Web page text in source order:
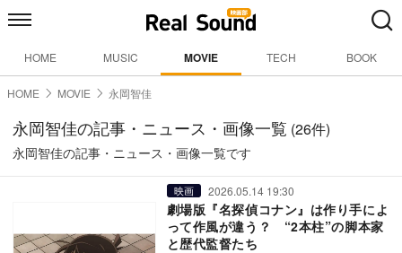
HOME MUSIC MOVIE TECH BOOK
HOME MOVIE 永岡智佳
永岡智佳の記事・ニュース・画像一覧 (26件)
永岡智佳の記事・ニュース・画像一覧です
映画 2026.05.14 19:30
劇場版『名探偵コナン』は作り手によ
って作風が違う？ “2本柱”の脚本家
と歴代監督たち